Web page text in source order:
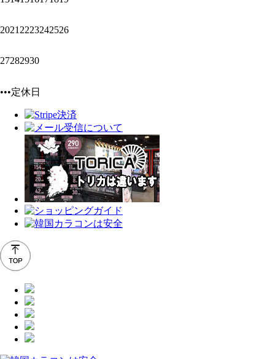
2021 2223242526
27282930
•••定休日